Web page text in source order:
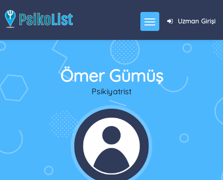
Uzman Girişi
Ömer Gümüş
Psikiyatrist